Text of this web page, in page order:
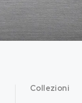
Collezioni